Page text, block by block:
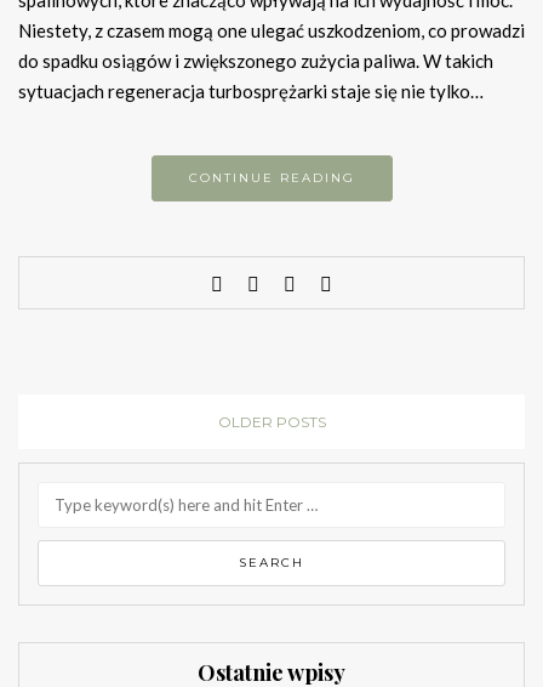
Niestety, z czasem mogą one ulegać uszkodzeniom, co prowadzi
do spadku osiągów i zwiększonego zużycia paliwa. W takich
sytuacjach regeneracja turbosprężarki staje się nie tylko…
CONTINUE READING
OLDER POSTS
Ostatnie wpisy